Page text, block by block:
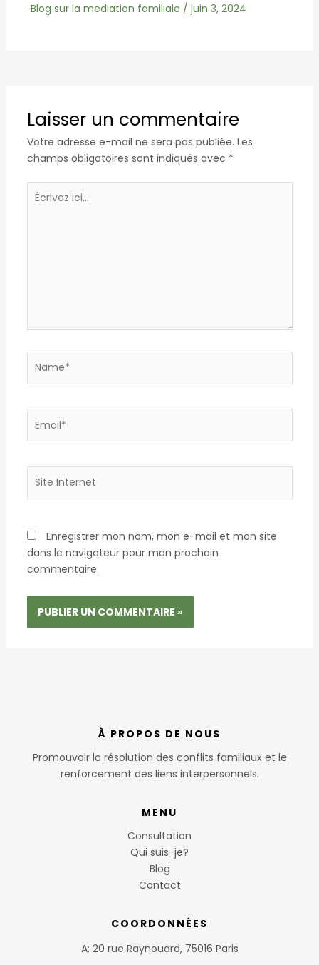
Blog sur la mediation familiale / juin 3, 2024
Laisser un commentaire
Votre adresse e-mail ne sera pas publiée. Les
champs obligatoires sont indiqués avec *
Écrivez
ici…
Internet
Enregistrer mon nom, mon e-mail et mon site
dans le navigateur pour mon prochain
commentaire.
À PROPOS DE NOUS
Promouvoir la résolution des conflits familiaux et le
renforcement des liens interpersonnels.
MENU
Consultation
Qui suis-je?
Blog
Contact
COORDONNÉES
A: 20 rue Raynouard, 75016 Paris